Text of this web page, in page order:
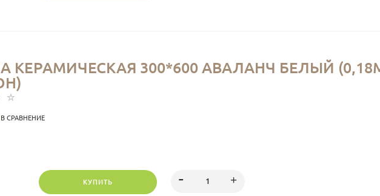
КЕРАМИЧЕСКАЯ 300*600 АВАЛАНЧ БЕЛЫЙ
В СРАВНЕНИЕ
КУПИТЬ